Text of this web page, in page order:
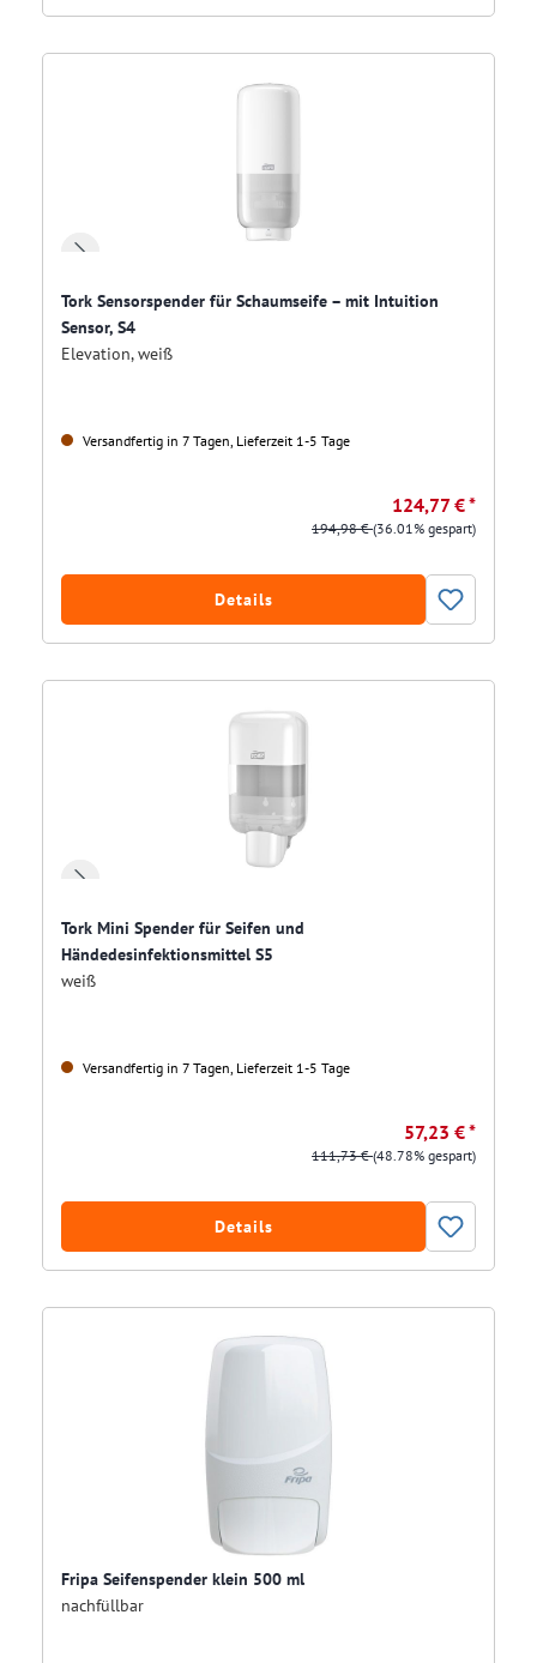
Tork Sensorspender für Schaumseife – mit Intuition
Sensor, S4
Elevation, weiß
Versandfertig in 7 Tagen, Lieferzeit 1-5 Tage
124,77 € *
194,98 €(36.01% gespart)
Details
Tork Mini Spender für Seifen und
Händedesinfektionsmittel S5
weiß
Versandfertig in 7 Tagen, Lieferzeit 1-5 Tage
57,23 € *
111,73 €(48.78% gespart)
Details
Fripa Seifenspender klein 500 ml
nachfüllbar